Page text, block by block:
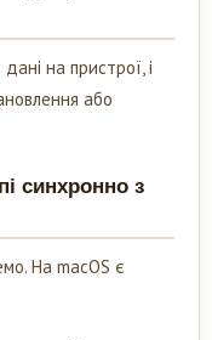
на пристрої, і
або
синхронно з
На macOS є